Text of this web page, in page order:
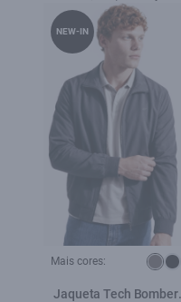
Mais cores:
Jaqueta Tech Bomber
NEW-IN